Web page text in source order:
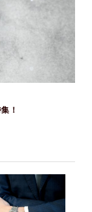
！